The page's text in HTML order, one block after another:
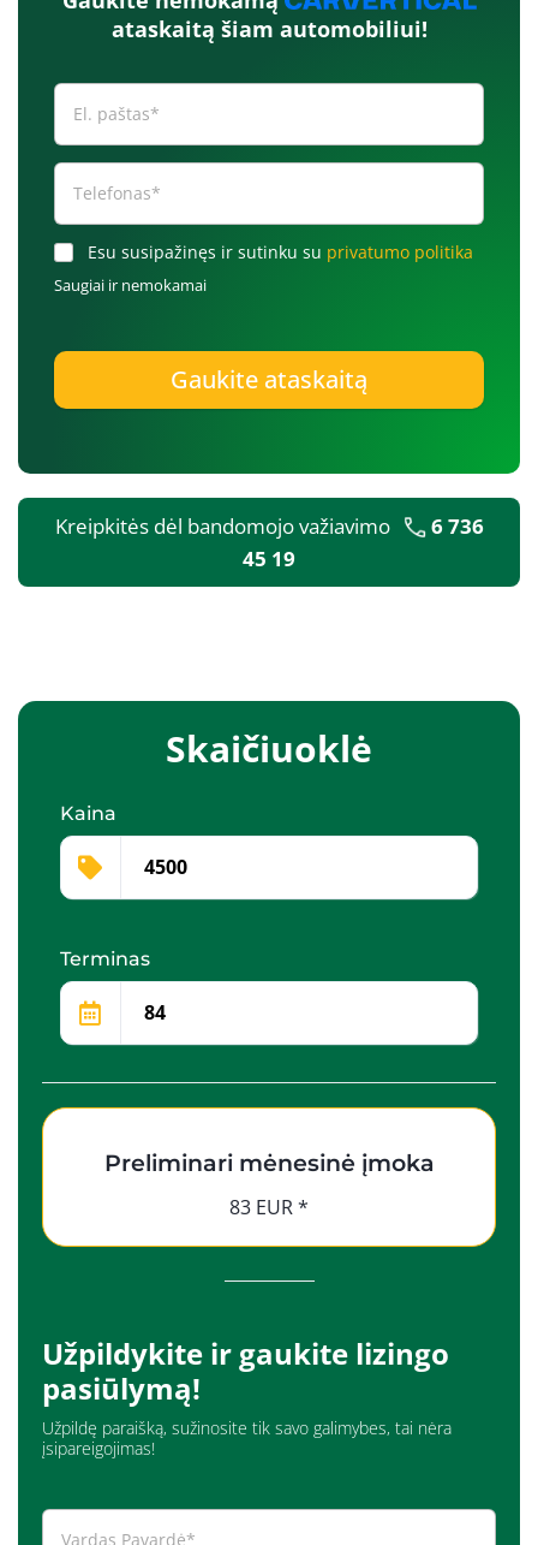
ataskaitą šiam automobiliui!
Esu susipažinęs ir sutinku su privatumo politika
Saugiai ir nemokamai
Gaukite ataskaitą
Kreipkitės dėl bandomojo važiavimo
6 736
45 19
Skaičiuoklė
Kaina
Terminas
Preliminari mėnesinė įmoka
83 EUR *
Užpildykite ir gaukite lizingo
pasiūlymą!
Užpildę paraišką, sužinosite tik savo galimybes, tai nėra
įsipareigojimas!